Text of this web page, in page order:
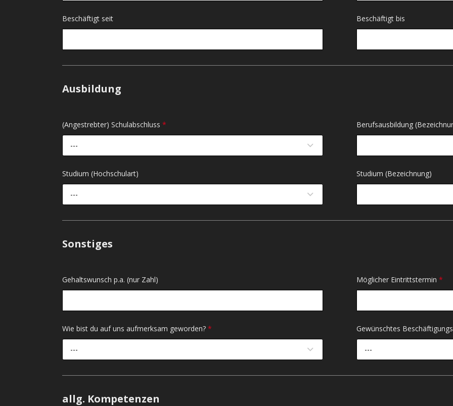
Beschäftigt seit Beschäftigt bis
Ausbildung
(Angestrebter) Schulabschluss *
---
Berufsausbildung
Studium (Hochschulart)
---
Studium (Bezeichnung)
Sonstiges
Gehaltswunsch p.a. (nur Zahl) Möglicher Eintrittstermin *
Wie bist du auf uns aufmerksam geworden? *
---
Gewünschtes
---
allg. Kompetenzen